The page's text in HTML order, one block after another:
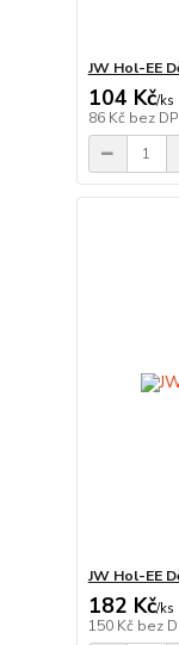
JW Hol-EE
104 Kč/ks
86 Kč bez
JW Hol-EE
182 Kč/ks
150 Kč bez